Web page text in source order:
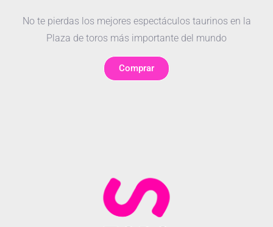
No te pierdas los mejores espectáculos taurinos en la
Plaza de toros más importante del mundo
Comprar